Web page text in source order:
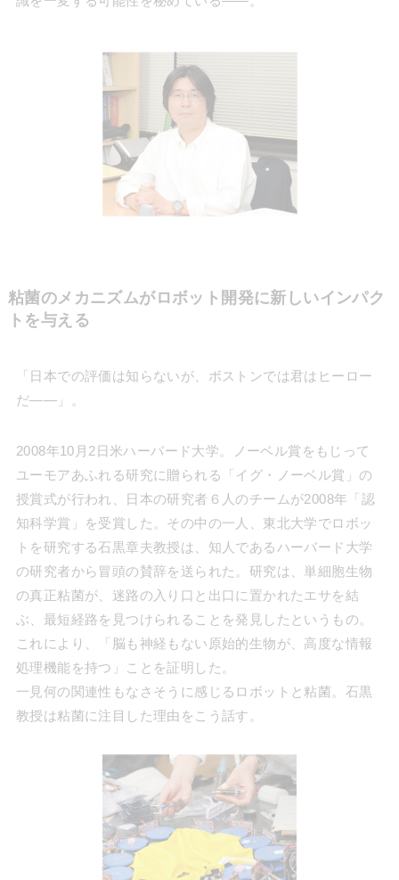
粘菌のメカニズムがロボット開発に新しいインパク
トを与える
「日本での評価は知らないが、ボストンでは君はヒーロー
だ――」。
2008年10月2日米ハーバード大学。ノーベル賞をもじって
ユーモアあふれる研究に贈られる「イグ・ノーベル賞」の
授賞式が行われ、日本の研究者６人のチームが2008年「認
知科学賞」を受賞した。その中の一人、東北大学でロボッ
トを研究する石黒章夫教授は、知人であるハーバード大学
の研究者から冒頭の賛辞を送られた。研究は、単細胞生物
の真正粘菌が、迷路の入り口と出口に置かれたエサを結
ぶ、最短経路を見つけられることを発見したというもの。
これにより、「脳も神経もない原始的生物が、高度な情報
処理機能を持つ」ことを証明した。
一見何の関連性もなさそうに感じるロボットと粘菌。石黒
教授は粘菌に注目した理由をこう話す。